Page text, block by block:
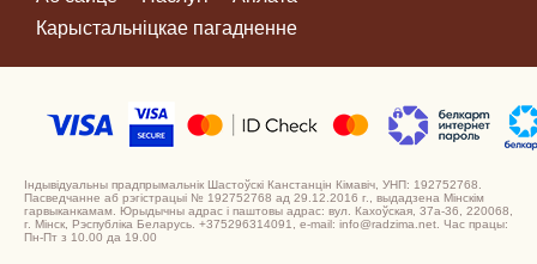
Карыстальніцкае пагадненне
Індывідуальны прадпрымальнік Шастоўскі Канстанцін Кімавіч, УНП: 192752768.
Пасведчанне аб рэгістрацыі № 192752768 ад 29.12.2016 г., выдадзена Мінскім
гарвыканкамам. Юрыдычны адрас і паштовы адрас: вул. Кахоўская, 37а-36, 220068,
г. Мінск, Рэспубліка Беларусь. +375296314091, e-mail: info@radzima.net. Час працы:
Пн-Пт з 10.00 да 19.00